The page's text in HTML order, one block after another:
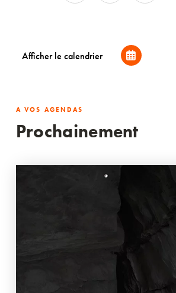
Afficher le calendrier
A VOS AGENDAS
Prochainement